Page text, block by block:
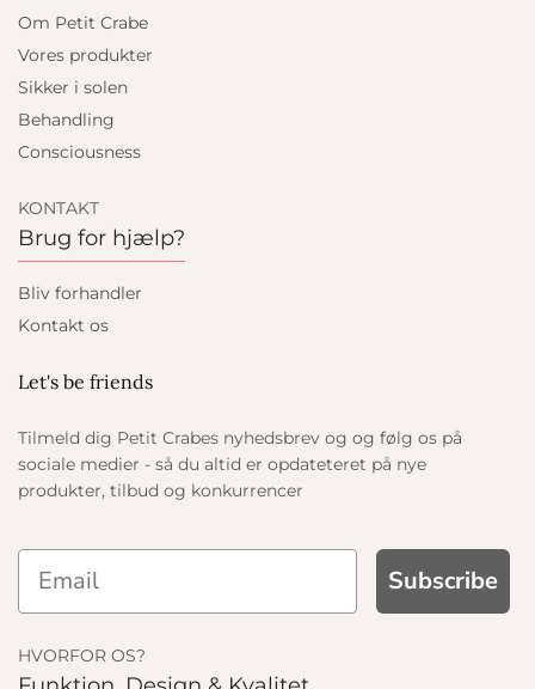
Om Petit Crabe
Vores produkter
Sikker i solen
Behandling
Consciousness
KONTAKT
Brug for hjælp?
Bliv forhandler
Kontakt os
Let's be friends
Tilmeld dig Petit Crabes nyhedsbrev og og følg os på
sociale medier - så du altid er opdateteret på nye
produkter, tilbud og konkurrencer
Subscribe
HVORFOR OS?